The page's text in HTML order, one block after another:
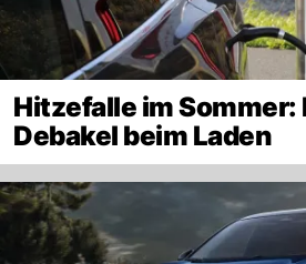
Hitzefalle im
Debakel beim Laden